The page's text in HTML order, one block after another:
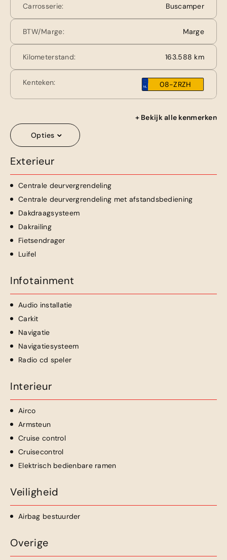
Carrosserie: Buscamper
BTW/Marge: Marge
Kilometerstand: 163.588 km
Kenteken: 08-ZRZH
+ Bekijk alle kenmerken
Opties
Exterieur
Centrale deurvergrendeling
Centrale deurvergrendeling met afstandsbediening
Dakdraagsysteem
Dakrailing
Fietsendrager
Luifel
Infotainment
Audio installatie
Carkit
Navigatie
Navigatiesysteem
Radio cd speler
Interieur
Airco
Armsteun
Cruise control
Cruisecontrol
Elektrisch bedienbare ramen
Veiligheid
Airbag bestuurder
Overige